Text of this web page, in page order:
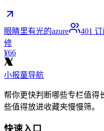
眼睛里有光的azure 401 订
修
¥66
小报童导航
帮你更快判断哪些专栏值得
些值得放进收藏夹慢慢筛。
快速入口